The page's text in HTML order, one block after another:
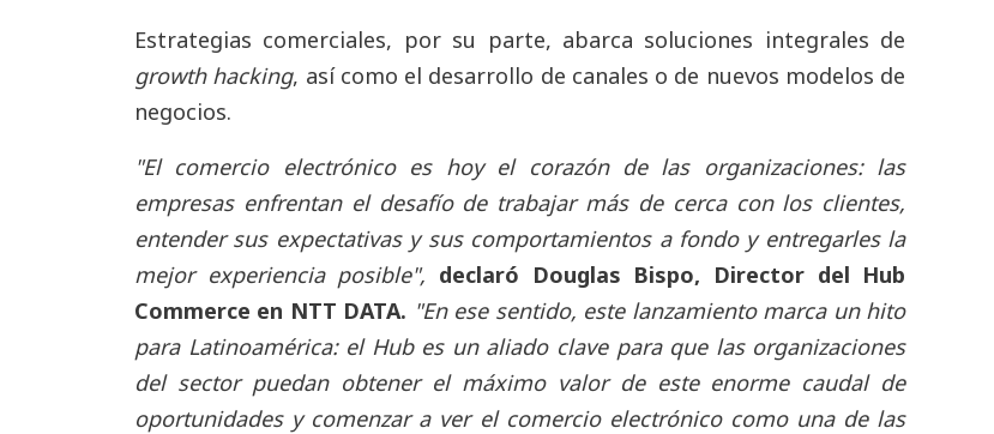
Estrategias comerciales, por su parte, abarca soluciones integrales de
growth hacking, así como el desarrollo de canales o de nuevos modelos de
negocios.
"El comercio electrónico es hoy el corazón de las organizaciones: las
empresas enfrentan el desafío de trabajar más de cerca con los clientes,
entender sus expectativas y sus comportamientos a fondo y entregarles la
mejor experiencia posible", declaró Douglas Bispo, Director del Hub
Commerce en NTT DATA. "En ese sentido, este lanzamiento marca un hito
para Latinoamérica: el Hub es un aliado clave para que las organizaciones
del sector puedan obtener el máximo valor de este enorme caudal de
oportunidades y comenzar a ver el comercio electrónico como una de las